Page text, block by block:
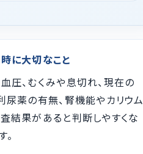
に大切なこと
圧、むくみや息切れ、現在の
尿薬の有無、腎機能やカリウム
結果があると判断しやすくな
。